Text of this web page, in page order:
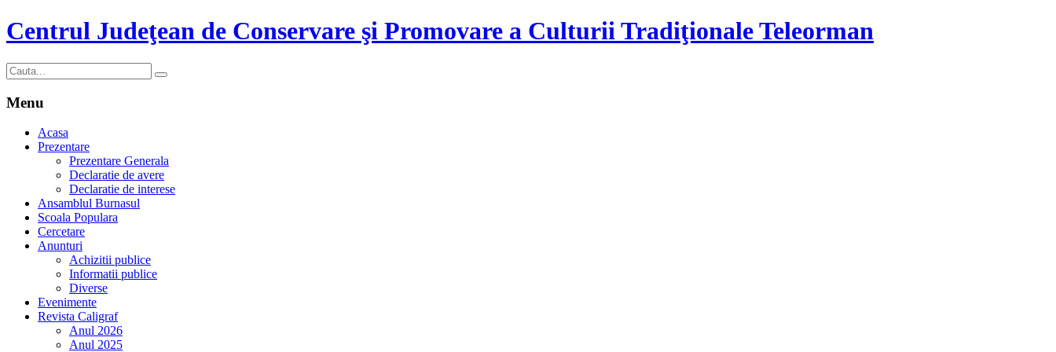
Centrul Judeţean de Conservare şi Promovare a Culturii Tradiţionale Teleorman
Menu
Acasa
Prezentare
Prezentare Generala
Declaratie de avere
Declaratie de interese
Ansamblul Burnasul
Scoala Populara
Cercetare
Anunturi
Achizitii publice
Informatii publice
Diverse
Evenimente
Revista Caligraf
Anul 2026
Anul 2025